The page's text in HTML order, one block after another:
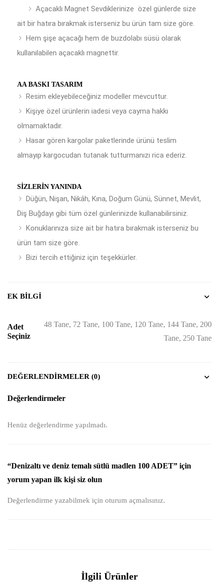
Açacaklı Magnet Sevdiklerinize özel günlerde size
ait bir hatıra bırakmak isterseniz bu ürün tam size göre.
Hem şişe açacağı hem de buzdolabı süsü olarak
kullanılabilen açacaklı magnettir.
AA BASKI TASARIM
Resim ekleyebileceğiniz modeller mevcuttur.
Kişiye özel ürünlerin iadesi veya cayma hakkı
olmamaktadır.
Hasar gören kargolar paketlerinde ürünü teslim
almayıp kargocudan tutanak tutturmanızı rica ederiz.
SIZLERIN YANINDA
Düğün, Nişan, Nikâh, Kına, Doğum Günü, Sünnet, Mevlit,
Diş Buğdayı gibi tüm özel günlerinizde kullanabilirsiniz.
Konuklarınıza size ait bir hatıra bırakmak isterseniz bu
ürün tam size göre.
Bizi tercih ettiğiniz için teşekkürler.
EK BILGI
Adet
Seçiniz
48 Tane, 72 Tane, 100 Tane, 120 Tane, 144 Tane, 200
Tane, 250 Tane
DEĞERLENDIRMELER (0)
Değerlendirmeler
Henüz değerlendirme yapılmadı.
“Denizaltı ve deniz temalı sütlü madlen 100 ADET” için
yorum yapan ilk kişi siz olun
Değerlendirme yazabilmek için oturum açmalısınız.
İlgili Ürünler